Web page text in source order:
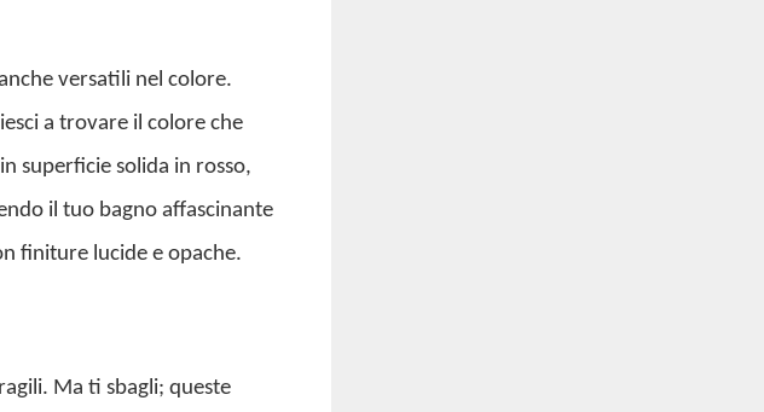
versatili nel colore.
a trovare il colore che
superficie solida in rosso,
il tuo bagno affascinante
finiture lucide e opache.
Ma ti sbagli; queste